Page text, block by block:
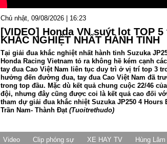
Chủ nhật, 09/08/2026 | 16:23
[VIDEO] Honda VN suýt lọt TOP
KHẮC NGHIỆT NHẤT HÀNH TINH
Tại giải đua khắc nghiệt nhất hành tinh Suzuka
Honda Racing Vietnam tỏ ra không hề kém cạnh
tay đua Cao Việt Nam liên tục duy trì ở vị trí top 3
hưởng đến đường đua, tay đua Cao Việt Nam đã
trong top đầu. Mặc dù kết quả chung cuộc 22/46
đội, nhưng đây cũng được coi là kết quả cao đối
tham dự giải đua khắc nhiệt Suzuka JP250 4 Hours
Trần Nam- Thành Đạt (Tuoitrethudo)
Video Clip phóng sự XE HAY TV Hùng Lâm